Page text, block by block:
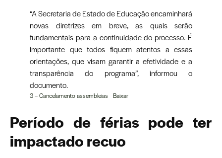
“A Secretaria de Estado de Educação encaminhará
novas diretrizes em breve, as quais serão
fundamentais para a continuidade do processo. É
importante que todos fiquem atentos a essas
orientações, que visam garantir a efetividade e a
transparência do programa”, informou o
documento.
3 – Cancelamento assembleias Baixar
Período de férias pode ter
impactado recuo